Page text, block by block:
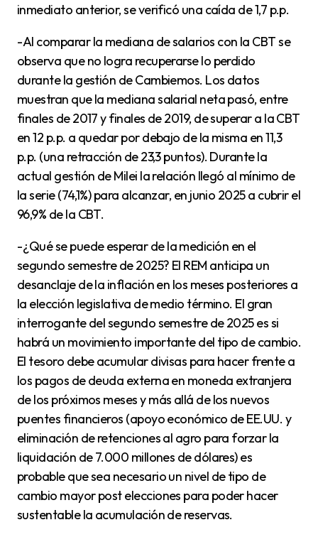
inmediato anterior, se verificó una caída de 1,7 p.p.
-Al comparar la mediana de salarios con la CBT se
observa que no logra recuperarse lo perdido
durante la gestión de Cambiemos. Los datos
muestran que la mediana salarial neta pasó, entre
finales de 2017 y finales de 2019, de superar a la CBT
en 12 p.p. a quedar por debajo de la misma en 11,3
p.p. (una retracción de 23,3 puntos). Durante la
actual gestión de Milei la relación llegó al mínimo de
la serie (74,1%) para alcanzar, en junio 2025 a cubrir el
96,9% de la CBT.
-¿Qué se puede esperar de la medición en el
segundo semestre de 2025? El REM anticipa un
desanclaje de la inflación en los meses posteriores a
la elección legislativa de medio término. El gran
interrogante del segundo semestre de 2025 es si
habrá un movimiento importante del tipo de cambio.
El tesoro debe acumular divisas para hacer frente a
los pagos de deuda externa en moneda extranjera
de los próximos meses y más allá de los nuevos
puentes financieros (apoyo económico de EE.UU. y
eliminación de retenciones al agro para forzar la
liquidación de 7.000 millones de dólares) es
probable que sea necesario un nivel de tipo de
cambio mayor post elecciones para poder hacer
sustentable la acumulación de reservas.